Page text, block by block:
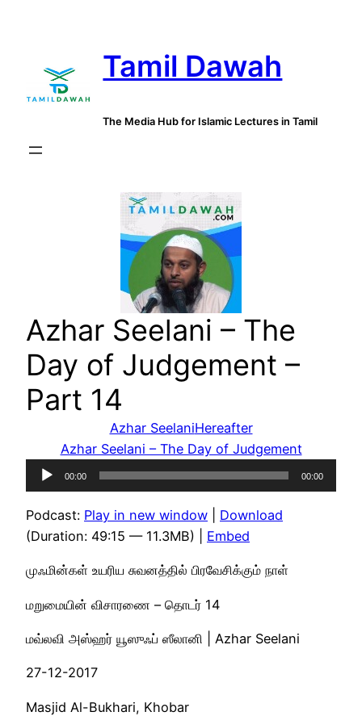
Tamil Dawah
The Media Hub for Islamic Lectures in Tamil
Azhar Seelani – The
Day of Judgement –
Part 14
Azhar SeelaniHereafter
Azhar Seelani – The Day of Judgement
Audio
Player
00:00 00:00
Podcast: Play in new window
Download
(Duration: 49:15 — 11.3MB) | Embed
முஃமின்கள் உயரிய சுவனத்தில் பிரவேசிக்கும் நாள்
மறுமையின் விசாரணை – தொடர் 14
மவ்லவி அஸ்ஹர் யூஸுஃப் ஸீலானி | Azhar Seelani
27-12-2017
Masjid Al-Bukhari, Khobar